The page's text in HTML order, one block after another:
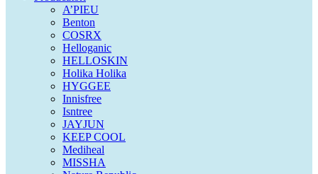
A’PIEU
Benton
COSRX
Helloganic
HELLOSKIN
Holika Holika
HYGGEE
Innisfree
Isntree
JAYJUN
KEEP COOL
Mediheal
MISSHA